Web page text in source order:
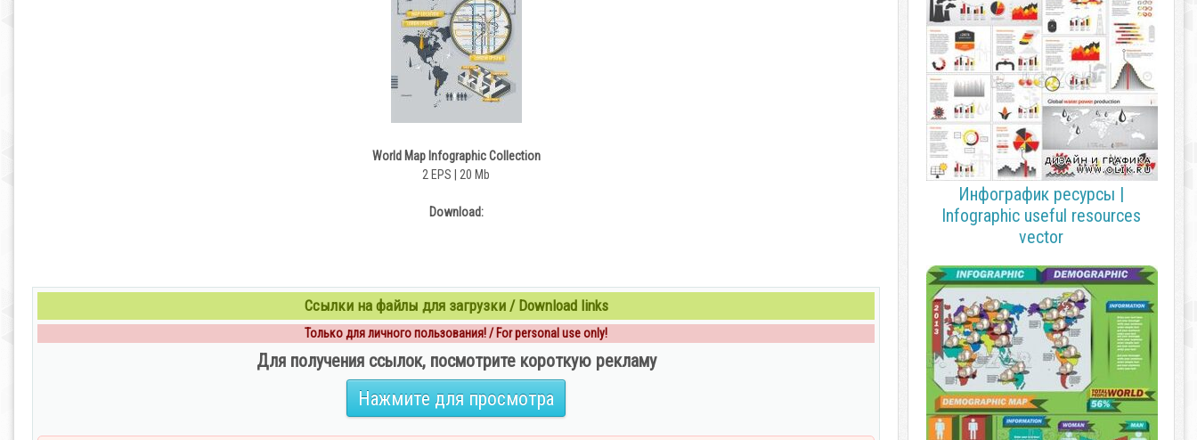
World Map Infographic Collection
2 EPS | 20 Mb
Download:
Ссылки на файлы для загрузки / Download links
Только для личного пользования! / For personal use only!
Для получения ссылок, посмотрите короткую рекламу
Нажмите для просмотра
Инфографик ресурсы |
Infographic useful resources
vector